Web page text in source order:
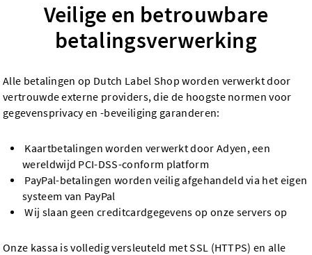
Veilige en betrouwbare
betalingsverwerking
Alle betalingen op Dutch Label Shop worden verwerkt door
vertrouwde externe providers, die de hoogste normen voor
gegevensprivacy en -beveiliging garanderen:
Kaartbetalingen worden verwerkt door Adyen, een
wereldwijd PCI-DSS-conform platform
PayPal-betalingen worden veilig afgehandeld via het eigen
systeem van PayPal
Wij slaan geen creditcardgegevens op onze servers op
Onze kassa is volledig versleuteld met SSL (HTTPS) en alle